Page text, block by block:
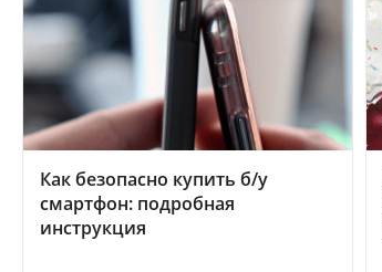
Как безопасно купить б/у
смартфон: подробная
инструкция